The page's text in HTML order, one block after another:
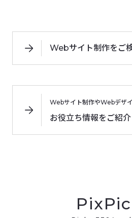
Webサイト制作をご
Webサイト制作やWebデザ
お役立ち情報をご紹介